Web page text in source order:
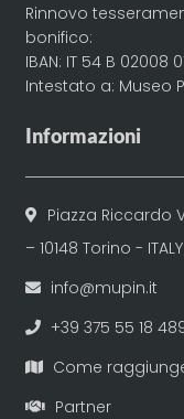
Rinnovo
bonifico:
IBAN: IT 54 B 02008
Intestato a: Museo
Informazioni
Piazza Riccardo
– 10148 Torino - ITALY
info@mupin.it
+39 375 55 18
Come
Partner